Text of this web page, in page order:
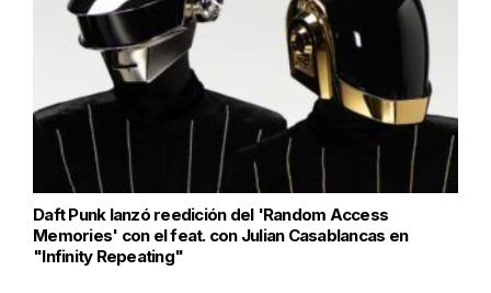
Daft Punk lanzó reedición del 'Random Access
Memories' con el feat. con Julian Casablancas en
"Infinity Repeating"